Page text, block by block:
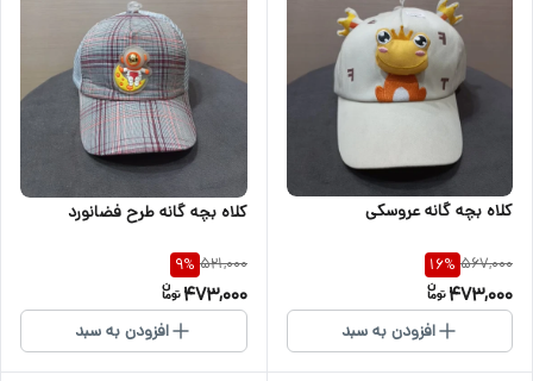
کلاه بچه گانه عروسکی
567,000
16%
473,000
افزودن به سبد
کلاه بچه گانه طرح فضانورد
521,000
9%
473,000
افزودن به سبد